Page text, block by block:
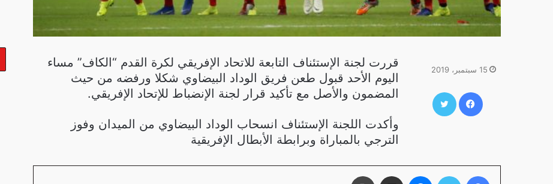
قررت لجنة الإستئناف التابعة للاتحاد الإفريقي لكرة القدم “الكاف” مساء
اليوم الأحد قبول طعن فريق الوداد البيضاوي شكلا ورفضه من حيث
المضمون والأصل مع تأكيد قرار لجنة الإنضباط للإتحاد الإفريقي.
وأكدت اللجنة الإستئناف انسحاب الوداد البيضاوي من الميدان وفوز
الترجي بالمباراة وبرابطة الأبطال الإفريقية
15 سبتمبر، 2019
فيسبوك
فيسبوك تويتر ماسنجر مشاركة عبر البريد